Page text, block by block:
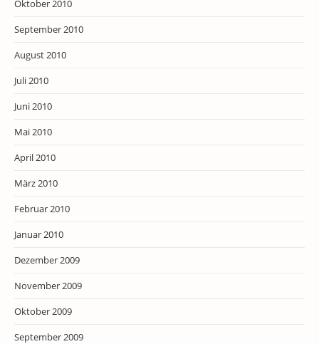
Oktober 2010
September 2010
August 2010
Juli 2010
Juni 2010
Mai 2010
April 2010
März 2010
Februar 2010
Januar 2010
Dezember 2009
November 2009
Oktober 2009
September 2009